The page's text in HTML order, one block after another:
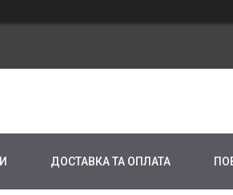
ДОСТАВКА ТА ОПЛАТА